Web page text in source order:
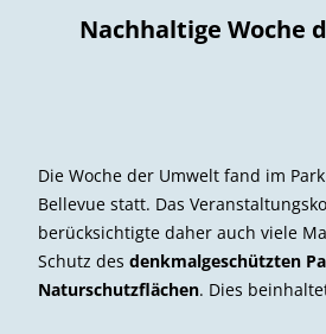
Nachhaltige Woche
Die Woche der Umwelt fand im
Bellevue statt. Das
berücksichtigte daher auch viele
Schutz des denkmalgeschützten
Naturschutzflächen. Dies